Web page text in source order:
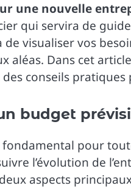
une nouvelle
qui servira de
visualiser vos
aléas. Dans cet
conseils pratiques
budget
pour
l’évolution de
aspects